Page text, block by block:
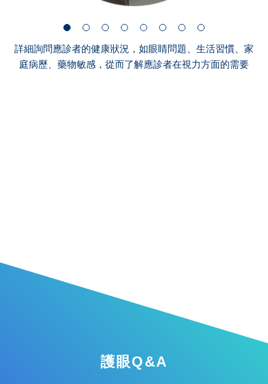
詳細詢問應診者的健康狀況，如眼睛問題、生活習慣、家
庭病歷、藥物敏感，從而了解應診者在視力方面的需要
護眼Q&A